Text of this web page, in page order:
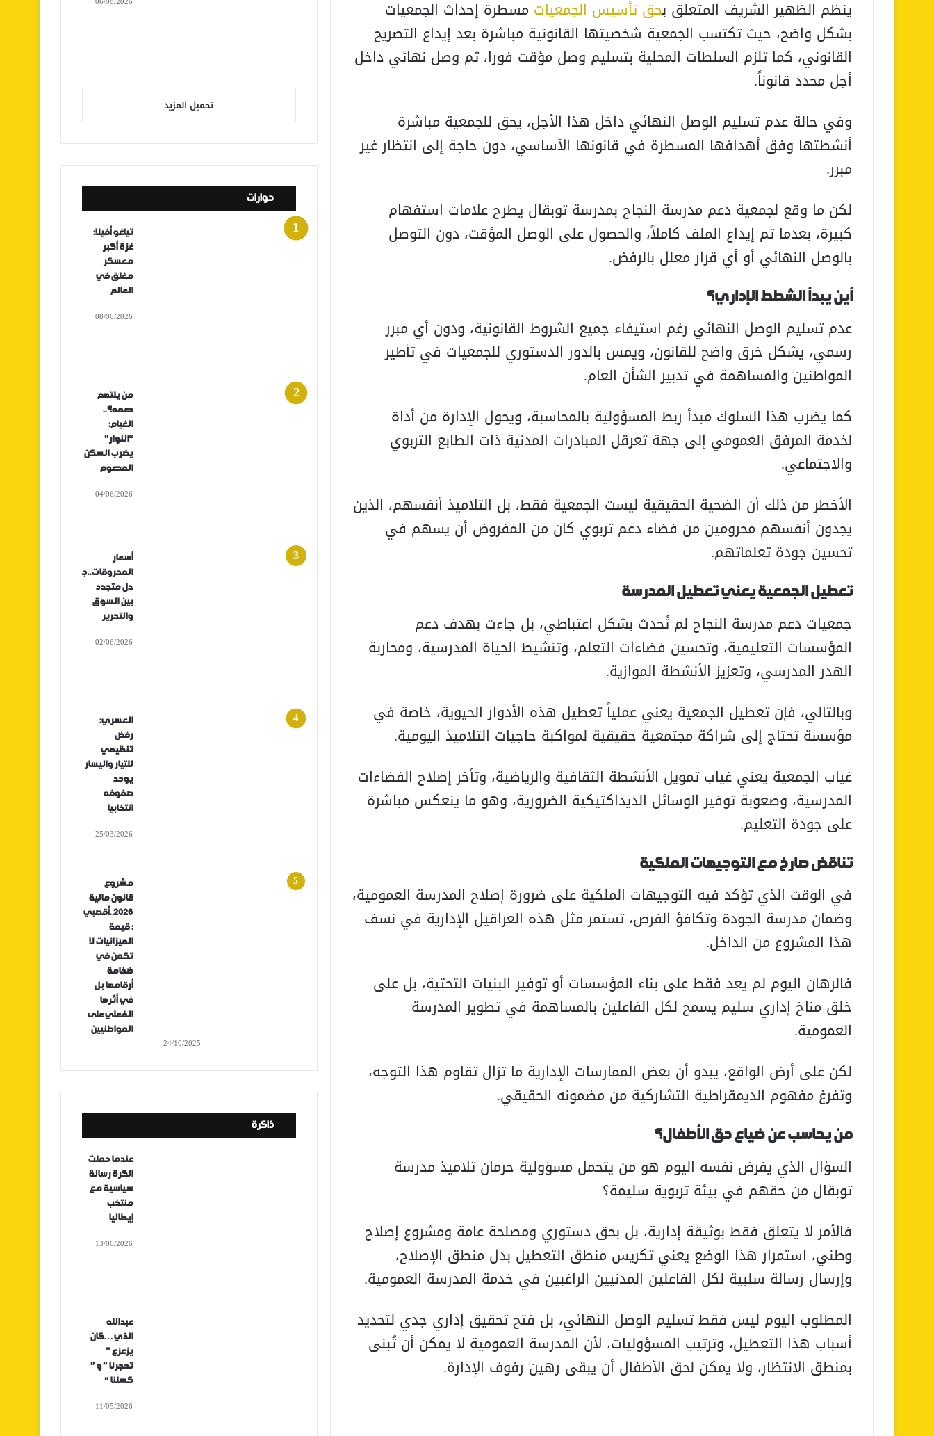
ينظم الظهير الشريف المتعلق بحق تأسيس الجمعيات مسطرة إحداث الجمعيات
بشكل واضح، حيث تكتسب الجمعية شخصيتها القانونية مباشرة بعد إيداع التصريح
القانوني، كما تلزم السلطات المحلية بتسليم وصل مؤقت فورا، ثم وصل نهائي داخل
أجل محدد قانوناً.
وفي حالة عدم تسليم الوصل النهائي داخل هذا الأجل، يحق للجمعية مباشرة
أنشطتها وفق أهدافها المسطرة في قانونها الأساسي، دون حاجة إلى انتظار غير
مبرر.
لكن ما وقع لجمعية دعم مدرسة النجاح بمدرسة توبقال يطرح علامات استفهام
كبيرة، بعدما تم إيداع الملف كاملاً، والحصول على الوصل المؤقت، دون التوصل
بالوصل النهائي أو أي قرار معلل بالرفض.
أين يبدأ الشطط الإداري؟
عدم تسليم الوصل النهائي رغم استيفاء جميع الشروط القانونية، ودون أي مبرر
رسمي، يشكل خرق واضح للقانون، ويمس بالدور الدستوري للجمعيات في تأطير
المواطنين والمساهمة في تدبير الشأن العام.
كما يضرب هذا السلوك مبدأ ربط المسؤولية بالمحاسبة، ويحول الإدارة من أداة
لخدمة المرفق العمومي إلى جهة تعرقل المبادرات المدنية ذات الطابع التربوي
والاجتماعي.
الأخطر من ذلك أن الضحية الحقيقية ليست الجمعية فقط، بل التلاميذ أنفسهم، الذين
يجدون أنفسهم محرومين من فضاء دعم تربوي كان من المفروض أن يسهم في
تحسين جودة تعلماتهم.
تعطيل الجمعية يعني تعطيل المدرسة
جمعيات دعم مدرسة النجاح لم تُحدث بشكل اعتباطي، بل جاءت بهدف دعم
المؤسسات التعليمية، وتحسين فضاءات التعلم، وتنشيط الحياة المدرسية، ومحاربة
الهدر المدرسي، وتعزيز الأنشطة الموازية.
وبالتالي، فإن تعطيل الجمعية يعني عملياً تعطيل هذه الأدوار الحيوية، خاصة في
مؤسسة تحتاج إلى شراكة مجتمعية حقيقية لمواكبة حاجيات التلاميذ اليومية.
غياب الجمعية يعني غياب تمويل الأنشطة الثقافية والرياضية، وتأخر إصلاح الفضاءات
المدرسية، وصعوبة توفير الوسائل الديداكتيكية الضرورية، وهو ما ينعكس مباشرة
على جودة التعليم.
تناقض صارخ مع التوجيهات الملكية
في الوقت الذي تؤكد فيه التوجيهات الملكية على ضرورة إصلاح المدرسة العمومية،
وضمان مدرسة الجودة وتكافؤ الفرص، تستمر مثل هذه العراقيل الإدارية في نسف
هذا المشروع من الداخل.
فالرهان اليوم لم يعد فقط على بناء المؤسسات أو توفير البنيات التحتية، بل على
خلق مناخ إداري سليم يسمح لكل الفاعلين بالمساهمة في تطوير المدرسة
العمومية.
لكن على أرض الواقع، يبدو أن بعض الممارسات الإدارية ما تزال تقاوم هذا التوجه،
وتفرغ مفهوم الديمقراطية التشاركية من مضمونه الحقيقي.
من يحاسب عن ضياع حق الأطفال؟
السؤال الذي يفرض نفسه اليوم هو من يتحمل مسؤولية حرمان تلاميذ مدرسة
توبقال من حقهم في بيئة تربوية سليمة؟
فالأمر لا يتعلق فقط بوثيقة إدارية، بل بحق دستوري ومصلحة عامة ومشروع إصلاح
وطني، استمرار هذا الوضع يعني تكريس منطق التعطيل بدل منطق الإصلاح،
وإرسال رسالة سلبية لكل الفاعلين المدنيين الراغبين في خدمة المدرسة العمومية.
المطلوب اليوم ليس فقط تسليم الوصل النهائي، بل فتح تحقيق إداري جدي لتحديد
أسباب هذا التعطيل، وترتيب المسؤوليات، لأن المدرسة العمومية لا يمكن أن تُبنى
بمنطق الانتظار، ولا يمكن لحق الأطفال أن يبقى رهين رفوف الإدارة.
تحميل المزيد
حوارات
تياغو أفيلا:
غزة أكبر
معسكر
مغلق في
العالم
08/06/2026
من يلتهم
دعمه؟..
الغيام:
“النوار”
يضرب السكن
المدعوم
04/06/2026
أسعار
المحروقات..ج
دل متجدد
بين السوق
والتحرير
02/06/2026
العسري:
رفض
تنظيمي
للتيار واليسار
يوحد
صفوفه
انتخابيا
25/03/2026
مشروع
قانون مالية
2026..أقصبي
: قيمة
الميزانيات لا
تكمن في
ضخامة
أرقامها بل
في أثرها
الفعلي على
المواطنيين
24/10/2025
ذاكرة
عندما حملت
الكرة رسالة
سياسية مع
منتخب
إيطاليا
13/06/2026
عبدالله
الذي…كان
يزعزع ”
تحجرنا ” و ”
كسلنا “
11/05/2026